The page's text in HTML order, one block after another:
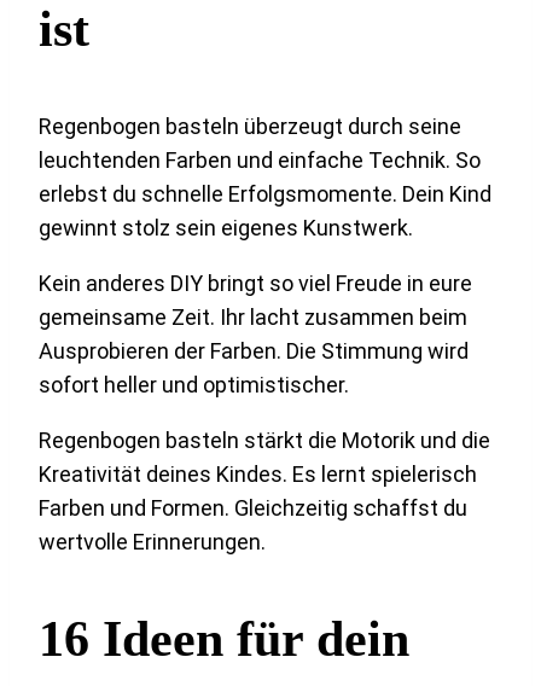
ist
Regenbogen basteln überzeugt durch seine
leuchtenden Farben und einfache Technik. So
erlebst du schnelle Erfolgsmomente. Dein Kind
gewinnt stolz sein eigenes Kunstwerk.
Kein anderes DIY bringt so viel Freude in eure
gemeinsame Zeit. Ihr lacht zusammen beim
Ausprobieren der Farben. Die Stimmung wird
sofort heller und optimistischer.
Regenbogen basteln stärkt die Motorik und die
Kreativität deines Kindes. Es lernt spielerisch
Farben und Formen. Gleichzeitig schaffst du
wertvolle Erinnerungen.
16 Ideen für dein